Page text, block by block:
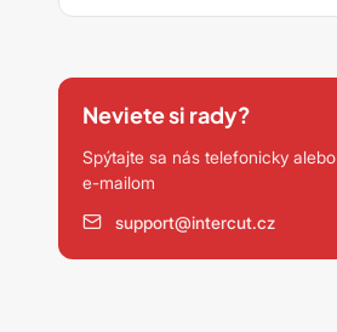
Neviete si rady?
Spýtajte sa nás telefonicky alebo
e-mailom
support@intercut.cz